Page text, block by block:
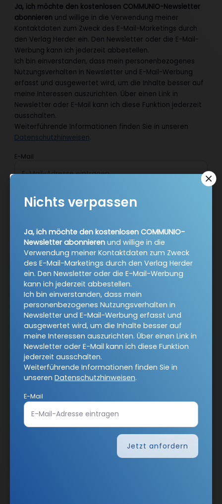
Ja, ich möchte den kostenlosen COMMUNIO-Newsletter
abonnieren und willige in die Verwendung meiner
Kontaktdaten zum Zweck des E-Mail-Marketings durch
den Verlag Herder ein. Den Newsletter oder die E-Mail-
Werbung kann ich jederzeit abbestellen.
Ich bin einverstanden, dass mein personenbezogenes
Nutzungsverhalten in Newsletter und E-Mail-Werbung
erfasst und ausgewertet wird, um die Inhalte besser auf
meine Interessen auszurichten. Über einen Link in
Newsletter oder E-Mail kann ich diese Funktion jederzeit
ausschalten.
Weiterführende Informationen finden Sie in unseren
Datenschutzhinweisen.
E-Mail
Jetzt anmelden
AGB und Widerrufsbelehrung
Barrierefreiheit
Impressum
Vertrag widerrufen
Abo online kündigen
Nichts verpassen
Ja, ich möchte den kostenlosen COMMUNIO-
Newsletter abonnieren und willige in die
Verwendung meiner Kontaktdaten zum Zweck
des E-Mail-Marketings durch den Verlag Herder
ein. Den Newsletter oder die E-Mail-Werbung
kann ich jederzeit abbestellen.
Ich bin einverstanden, dass mein
personenbezogenes Nutzungsverhalten in
Newsletter und E-Mail-Werbung erfasst und
ausgewertet wird, um die Inhalte besser auf
meine Interessen auszurichten. Über einen Link in
Newsletter oder E-Mail kann ich diese Funktion
jederzeit ausschalten.
Weiterführende Informationen finden Sie in
unseren Datenschutzhinweisen.
E-Mail
Jetzt anfordern